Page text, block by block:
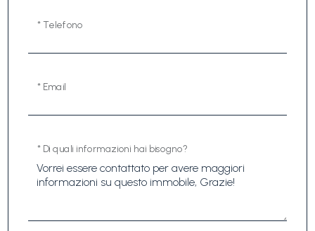
* Telefono
* Email
* Di quali informazioni hai bisogno?